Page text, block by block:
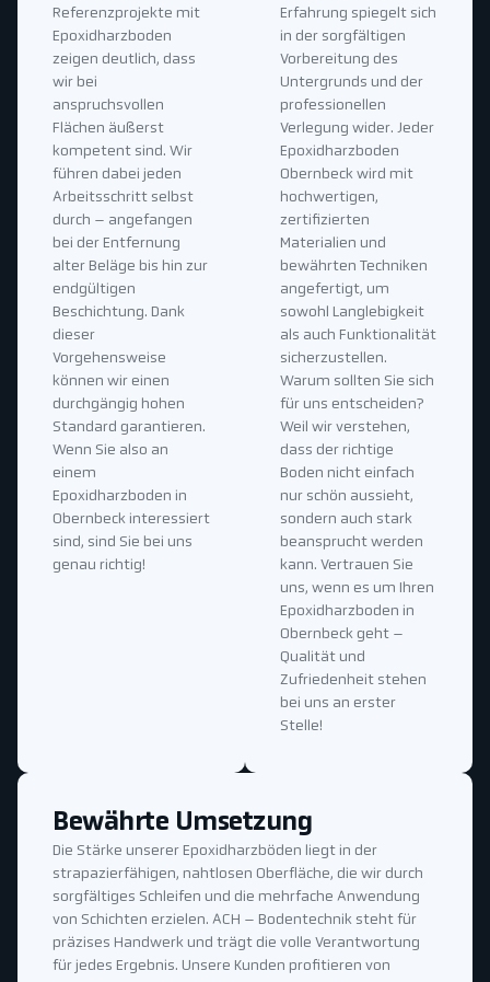
Erfahrung spiegelt sich
in der sorgfältigen
Vorbereitung des
Untergrunds und der
professionellen
Verlegung wider. Jeder
Epoxidharzboden
Obernbeck wird mit
hochwertigen,
zertifizierten
Materialien und
bewährten Techniken
angefertigt, um
sowohl Langlebigkeit
als auch Funktionalität
sicherzustellen.
Warum sollten Sie sich
für uns entscheiden?
Weil wir verstehen,
dass der richtige
Boden nicht einfach
nur schön aussieht,
sondern auch stark
beansprucht werden
kann. Vertrauen Sie
uns, wenn es um Ihren
Epoxidharzboden in
Obernbeck geht –
Qualität und
Zufriedenheit stehen
bei uns an erster
Stelle!
Referenzprojekte mit
Epoxidharzboden
zeigen deutlich, dass
wir bei
anspruchsvollen
Flächen äußerst
kompetent sind. Wir
führen dabei jeden
Arbeitsschritt selbst
durch – angefangen
bei der Entfernung
alter Beläge bis hin zur
endgültigen
Beschichtung. Dank
dieser
Vorgehensweise
können wir einen
durchgängig hohen
Standard garantieren.
Wenn Sie also an
einem
Epoxidharzboden in
Obernbeck interessiert
sind, sind Sie bei uns
genau richtig!
Bewährte Umsetzung
Die Stärke unserer Epoxidharzböden liegt in der
strapazierfähigen, nahtlosen Oberfläche, die wir durch
sorgfältiges Schleifen und die mehrfache Anwendung
von Schichten erzielen. ACH – Bodentechnik steht für
präzises Handwerk und trägt die volle Verantwortung
für jedes Ergebnis. Unsere Kunden profitieren von